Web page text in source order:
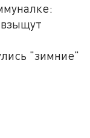
"зимние"